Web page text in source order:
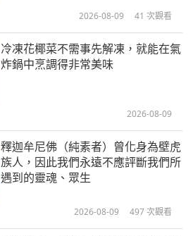
鮑勃‧洛夫—做個積極向上的純素者
約拿和鯨魚
2026-08-09 41 次觀看
冷凍花椰菜不需事先解凍，就能在氣
炸鍋中烹調得非常美味
2026-08-09
釋迦牟尼佛（純素者）曾化身為壁虎
族人，因此我們永遠不應評斷我們所
遇到的靈魂、眾生
2026-08-09 497次觀看